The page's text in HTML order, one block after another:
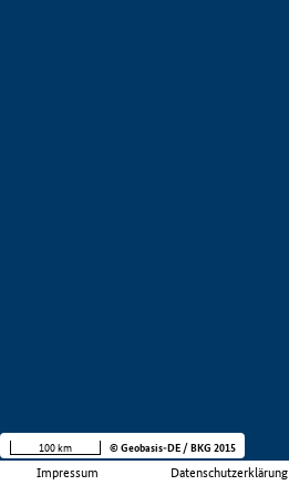
Impressum Datenschutzerklärung
100 km © Geobasis-DE / BKG 2015